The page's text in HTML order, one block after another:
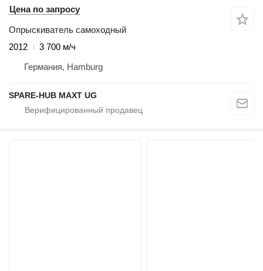
Цена по запросу
Опрыскиватель самоходный
2012
3 700 м/ч
Германия, Hamburg
SPARE-HUB MAXT UG